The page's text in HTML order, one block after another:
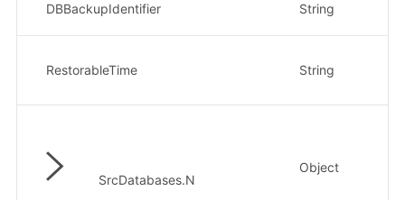
DBBackupIdentifier String
RestorableTime String
SrcDatabases.N
Object